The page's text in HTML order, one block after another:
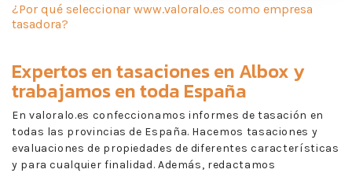
¿Por qué seleccionar www.valoralo.es como empresa
tasadora?
Expertos entasaciones en Albox y
trabajamos en toda España
En valoralo.es confeccionamos informes de tasación en
todas las provincias de España. Hacemos tasaciones y
evaluaciones de propiedades de diferentes características
y para cualquier finalidad. Además, redactamos